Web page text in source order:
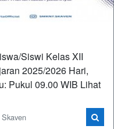
Siswi Kelas XII
2025/2026 Hari,
Pukul 09.00 WIB Lihat